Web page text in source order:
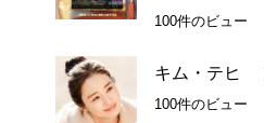
100件のビュー
キム・テヒ
100件のビュー